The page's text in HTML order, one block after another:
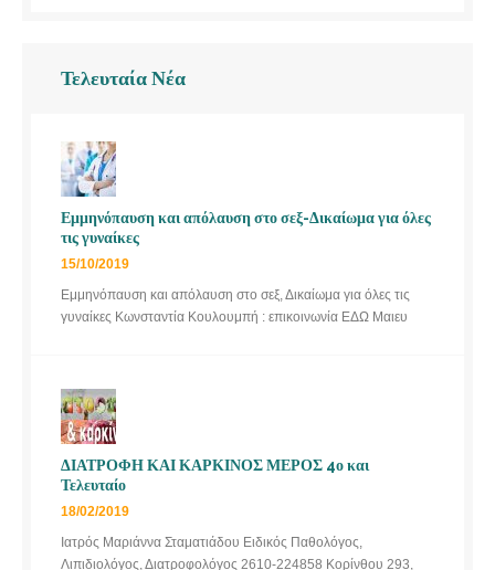
Τελευταία Νέα
Εμμηνόπαυση και απόλαυση στο σεξ-Δικαίωμα για όλες
τις γυναίκες
15/10/2019
Εμμηνόπαυση και απόλαυση στο σεξ, Δικαίωμα για όλες τις
γυναίκες Κωνσταντία Κουλουμπή : επικοινωνία ΕΔΩ Μαιευ
ΔΙΑΤΡΟΦΗ ΚΑΙ ΚΑΡΚΙΝΟΣ ΜΕΡΟΣ 4ο και
Τελευταίο
18/02/2019
Ιατρός Μαριάννα Σταματιάδου Ειδικός Παθολόγος,
Λιπιδιολόγος, Διατροφολόγος 2610-224858 Κορίνθου 293,